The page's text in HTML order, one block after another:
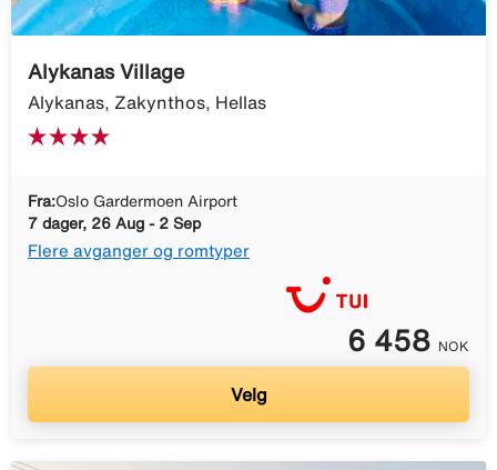
Alykanas Village
Alykanas, Zakynthos, Hellas
Fra:Oslo Gardermoen Airport
7 dager, 26 Aug - 2 Sep
Flere avganger og romtyper
6 458 NOK
Velg